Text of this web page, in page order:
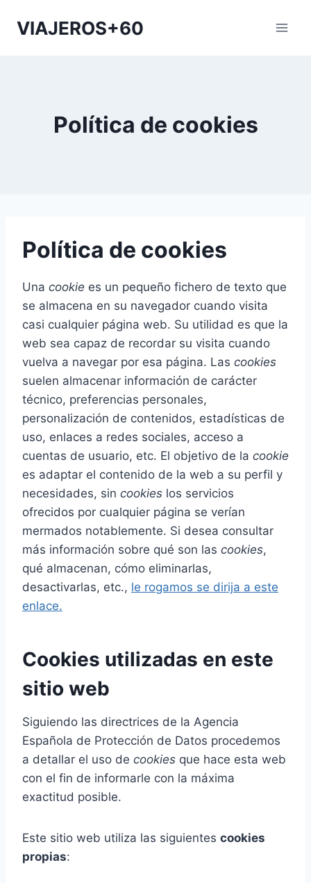
VIAJEROS+60
Política de cookies
Política de cookies
Una cookie es un pequeño fichero de texto que
se almacena en su navegador cuando visita
casi cualquier página web. Su utilidad es que la
web sea capaz de recordar su visita cuando
vuelva a navegar por esa página. Las cookies
suelen almacenar información de carácter
técnico, preferencias personales,
personalización de contenidos, estadísticas de
uso, enlaces a redes sociales, acceso a
cuentas de usuario, etc. El objetivo de la cookie
es adaptar el contenido de la web a su perfil y
necesidades, sin cookies los servicios
ofrecidos por cualquier página se verían
mermados notablemente. Si desea consultar
más información sobre qué son las cookies,
qué almacenan, cómo eliminarlas,
desactivarlas, etc., le rogamos se dirija a este
enlace.
Cookies utilizadas en este
sitio web
Siguiendo las directrices de la Agencia
Española de Protección de Datos procedemos
a detallar el uso de cookies que hace esta web
con el fin de informarle con la máxima
exactitud posible.
Este sitio web utiliza las siguientes cookies
propias: